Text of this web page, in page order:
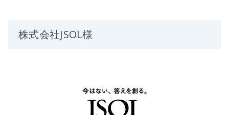
株式会社JSOL様